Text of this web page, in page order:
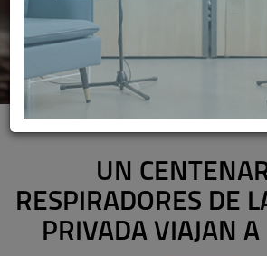
UN
RESPIRADORES DE
PRIVADA VIAJAN